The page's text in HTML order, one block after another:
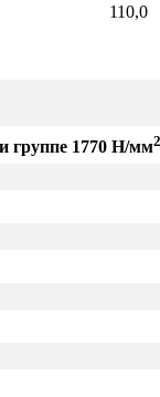
110,0
группе 1770 Н/мм2